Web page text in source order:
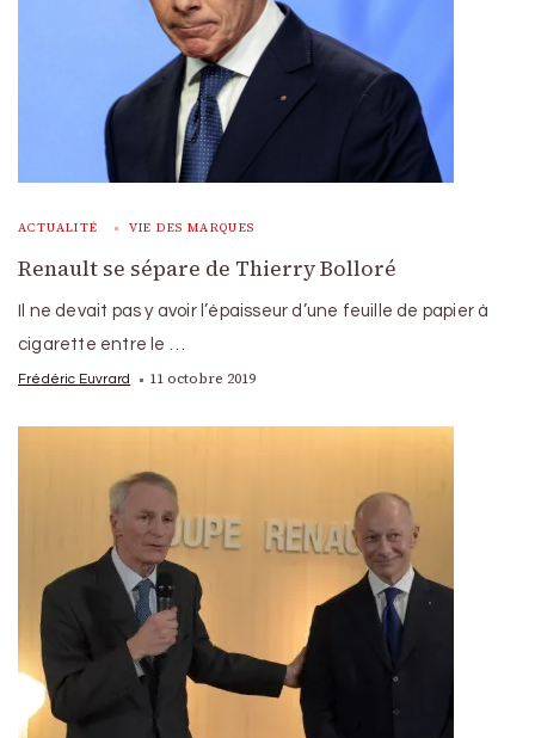
ACTUALITÉ VIE DES MARQUES
Renault se sépare de Thierry Bolloré
Il ne devait pas y avoir l’épaisseur d’une feuille de papier à
cigarette entre le …
Frédéric Euvrard 11 octobre 2019